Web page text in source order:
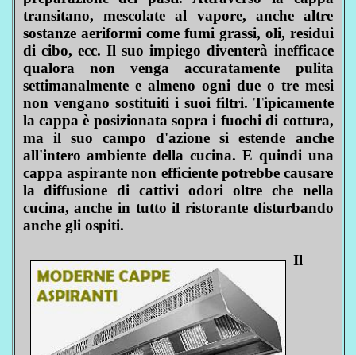
transitano, mescolate al vapore, anche altre
sostanze aeriformi come fumi grassi, oli, residui
di cibo, ecc. Il suo impiego diventerà inefficace
qualora non venga accuratamente pulita
settimanalmente e almeno ogni due o tre mesi
non vengano sostituiti i suoi filtri. Tipicamente
la cappa è posizionata sopra i fuochi di cottura,
ma il suo campo d'azione si estende anche
all'intero ambiente della cucina. E quindi una
cappa aspirante non efficiente potrebbe causare
la diffusione di cattivi odori oltre che nella
cucina, anche in tutto il ristorante disturbando
anche gli ospiti.
Il